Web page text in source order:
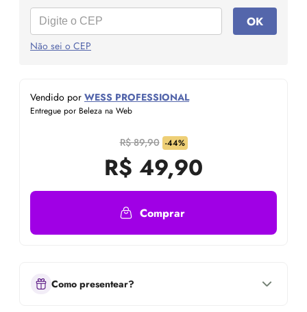
OK
Não sei o CEP
Vendido por WESS PROFESSIONAL
Entregue por Beleza na Web
R$ 89,90 -44%
R$ 49,90
Comprar
Como presentear?